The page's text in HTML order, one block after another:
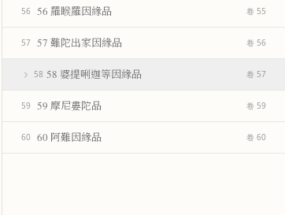
56 56 羅睺羅因緣品 卷 55
57 57 難陀出家因緣品 卷 56
58 58 婆提唎迦等因緣品 卷 57
59 59 摩尼婁陀品 卷 59
60 60 阿難因緣品 卷 60